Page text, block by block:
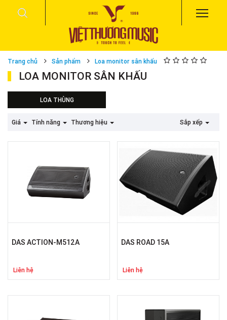
Trang chủ Sản phẩm Loa monitor sân khấu
LOA MONITOR SÂN KHẤU
LOA THÙNG
Loa hội trường
Giá Tính năng Thương hiệu Sắp xếp
DAS ACTION-M512A
Liên hệ
DAS ROAD 15A
Liên hệ